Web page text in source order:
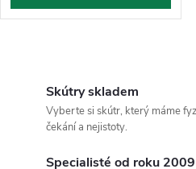
Skútry skladem
Vyberte si skútr, který máme
čekání a nejistoty.
Specialisté od roku 2009